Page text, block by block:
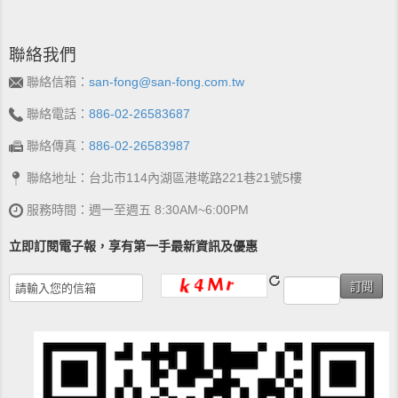
聯絡我們
聯絡信箱： san-fong@san-fong.com.tw
聯絡電話： 886-02-26583687
聯絡傳真： 886-02-26583987
聯絡地址：台北市114內湖區港墘路221巷21號5樓
服務時間：週一至週五 8:30AM~6:00PM
立即訂閱電子報，享有第一手最新資訊及優惠